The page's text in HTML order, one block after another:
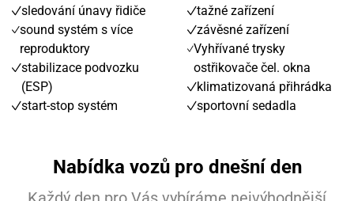
sledování únavy řidiče
sound systém s více
reproduktory
stabilizace podvozku
(ESP)
start-stop systém
tažné zařízení
závěsné zařízení
Vyhřívané trysky
ostřikovače čel. okna
klimatizovaná přihrádka
sportovní sedadla
Nabídka vozů pro dnešní den